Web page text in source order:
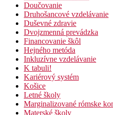
Doučovanie
Druhošancové vzdelávanie
Duševné zdravie
Dvojzmenná prevádzka
Financovanie škôl
Hejného metóda
Inkluzívne vzdelávanie
K tabuli!
Kariérový systém
Košice
Letné školy
Marginalizované rómske
Materské školy